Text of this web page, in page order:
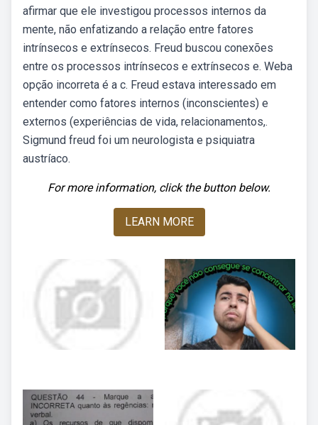
afirmar que ele investigou processos internos da
mente, não enfatizando a relação entre fatores
intrínsecos e extrínsecos. Freud buscou conexões
entre os processos intrínsecos e extrínsecos e. Weba
opção incorreta é a c. Freud estava interessado em
entender como fatores internos (inconscientes) e
externos (experiências de vida, relacionamentos,.
Sigmund freud foi um neurologista e psiquiatra
austríaco.
For more information, click the button below.
LEARN MORE